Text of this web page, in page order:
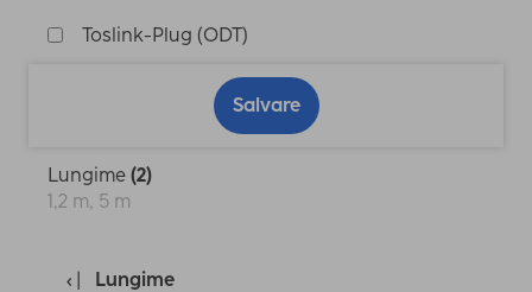
Toslink-Plug (ODT)
Salvare
Lungime (2)
1,2 m, 5 m
Lungime